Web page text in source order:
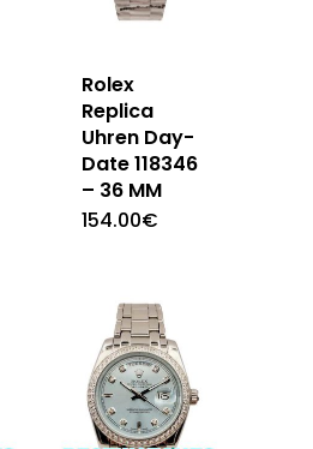
Rolex
Replica
Uhren Day-
Date 118346
– 36 MM
154.00€